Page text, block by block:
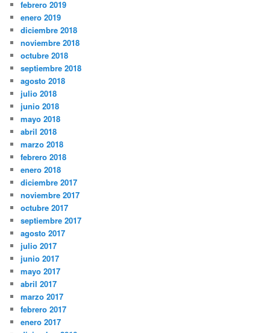
febrero 2019
enero 2019
diciembre 2018
noviembre 2018
octubre 2018
septiembre 2018
agosto 2018
julio 2018
junio 2018
mayo 2018
abril 2018
marzo 2018
febrero 2018
enero 2018
diciembre 2017
noviembre 2017
octubre 2017
septiembre 2017
agosto 2017
julio 2017
junio 2017
mayo 2017
abril 2017
marzo 2017
febrero 2017
enero 2017